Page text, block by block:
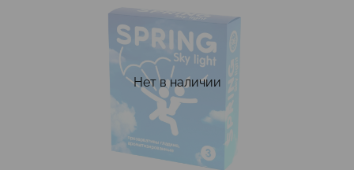
Нет в наличии